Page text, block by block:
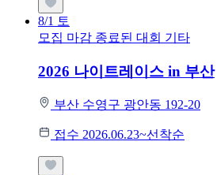
8/1 토
모집 마감 종료된 대회 기타
2026 나이트레이스 in 부산
부산 수영구 광안동 192-20
접수 2026.06.23~선착순